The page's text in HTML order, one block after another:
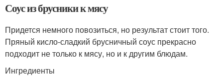
Соус из брусники к мясу
Придется немного повозиться, но результат стоит того.
Пряный кисло-сладкий брусничный соус прекрасно
подходит не только к мясу, но и к другим блюдам.
Ингредиенты